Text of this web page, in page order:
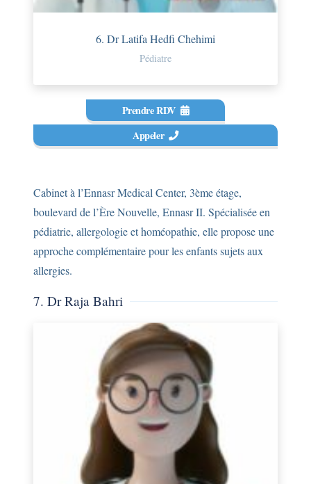
6. Dr Latifa Hedfi Chehimi
Pédiatre
Prendre RDV
Appeler
Cabinet à l’Ennasr Medical Center, 3ème étage,
boulevard de l’Ère Nouvelle, Ennasr II. Spécialisée en
pédiatrie, allergologie et homéopathie, elle propose une
approche complémentaire pour les enfants sujets aux
allergies.
7. Dr Raja Bahri